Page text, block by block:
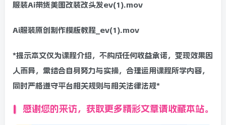
服装Ai带货美图改装改头发ev(1).mov
Ai服装原创制作模板教程_ev(1).mov
*提示本文仅为课程介绍，不构成任何收益承诺，变现效果因
人而异，需结合自身努力与实操，合理运用课程所学内容，
同时严格遵守平台相关规则与相关法律法规*
感谢您的来访，获取更多精彩文章请收藏本站。